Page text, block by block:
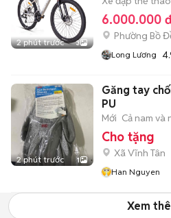
2 phút trước 3
6.000.000
Phường Bồ
Long Lương
2 phút trước 1
Găng tay
PU
Mới Cả nam và
Cho tặng
Xã Vĩnh Tân
Han Nguyen
Xem